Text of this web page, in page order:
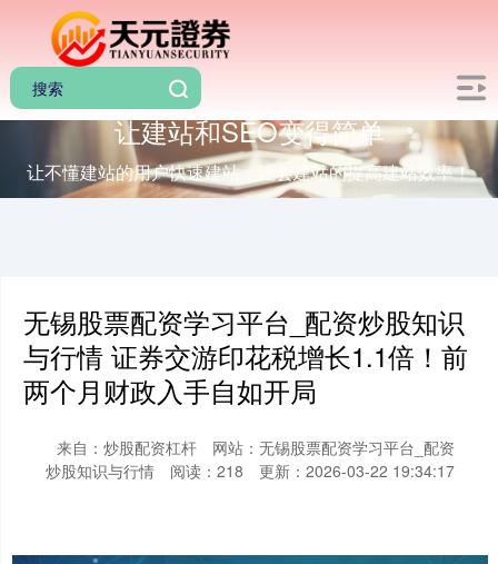
让建站和SEO变得简单
让不懂建站的用户快速建站，让会建站的提高建站效率！
无锡股票配资学习平台_配资炒股知识
与行情 证券交游印花税增长1.1倍！前
两个月财政入手自如开局
来自：炒股配资杠杆
网站：无锡股票配资学习平台_配资
炒股知识与行情
阅读：218 更新：2026-03-22 19:34:17